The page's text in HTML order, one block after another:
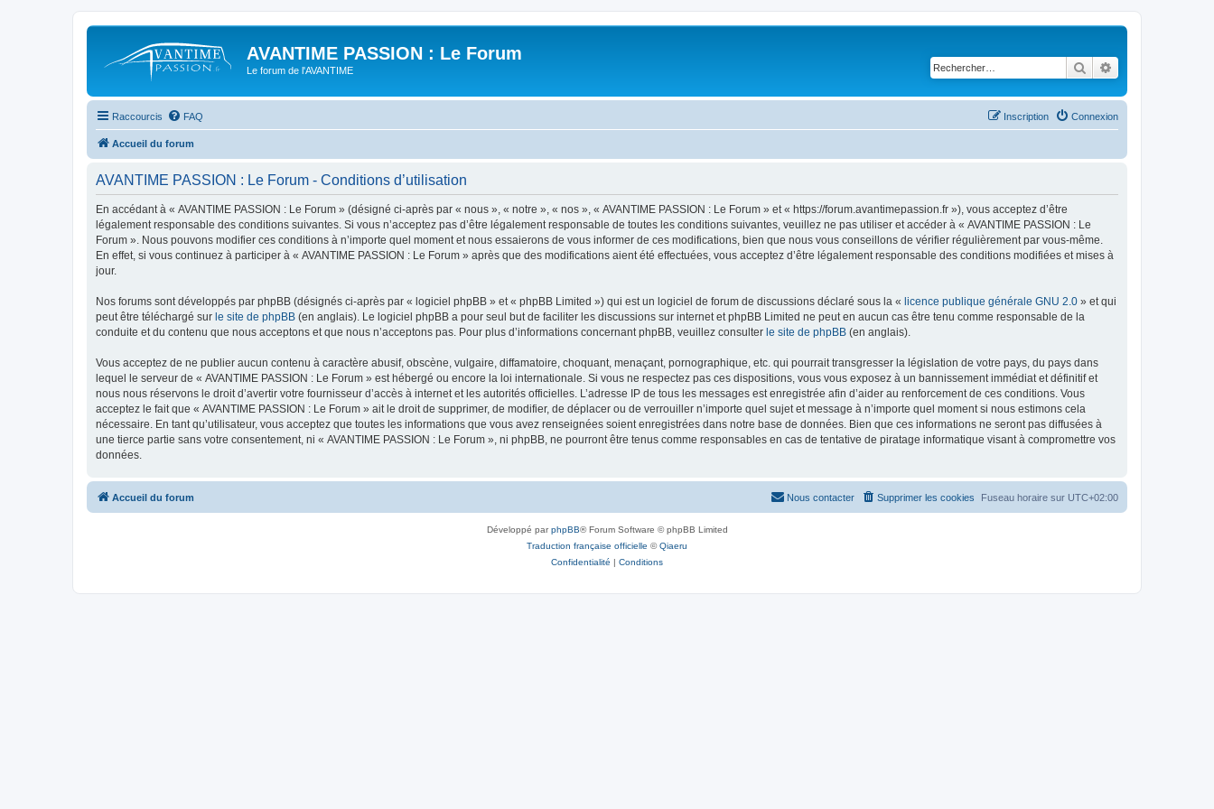
AVANTIME PASSION : Le Forum
Le forum de l'AVANTIME Rechercher
Raccourcis FAQ Connexion
Inscription
Accueil du forum
AVANTIME PASSION : Le Forum - Conditions d’utilisation
En accédant à « AVANTIME PASSION : Le Forum » (désigné ci-après par « nous », « notre », « nos », « AVANTIME PASSION : Le Forum » et « https://forum.avantimepassion.fr »), vous acceptez d’être
légalement responsable des conditions suivantes. Si vous n’acceptez pas d’être légalement responsable de toutes les conditions suivantes, veuillez ne pas utiliser et accéder à « AVANTIME PASSION : Le
Forum ». Nous pouvons modifier ces conditions à n’importe quel moment et nous essaierons de vous informer de ces modifications, bien que nous vous conseillons de vérifier régulièrement par vous-même.
En effet, si vous continuez à participer à « AVANTIME PASSION : Le Forum » après que des modifications aient été effectuées, vous acceptez d’être légalement responsable des conditions modifiées et mises à
jour.
Nos forums sont développés par phpBB (désignés ci-après par « logiciel phpBB » et « phpBB Limited ») qui est un logiciel de forum de discussions déclaré sous la « licence publique générale GNU 2.0 » et qui
peut être téléchargé sur le site de phpBB (en anglais). Le logiciel phpBB a pour seul but de faciliter les discussions sur internet et phpBB Limited ne peut en aucun cas être tenu comme responsable de la
conduite et du contenu que nous acceptons et que nous n’acceptons pas. Pour plus d’informations concernant phpBB, veuillez consulter le site de phpBB (en anglais).
Vous acceptez de ne publier aucun contenu à caractère abusif, obscène, vulgaire, diffamatoire, choquant, menaçant, pornographique, etc. qui pourrait transgresser la législation de votre pays, du pays dans
lequel le serveur de « AVANTIME PASSION : Le Forum » est hébergé ou encore la loi internationale. Si vous ne respectez pas ces dispositions, vous vous exposez à un bannissement immédiat et définitif et
nous nous réservons le droit d’avertir votre fournisseur d’accès à internet et les autorités officielles. L’adresse IP de tous les messages est enregistrée afin d’aider au renforcement de ces conditions. Vous
acceptez le fait que « AVANTIME PASSION : Le Forum » ait le droit de supprimer, de modifier, de déplacer ou de verrouiller n’importe quel sujet et message à n’importe quel moment si nous estimons cela
nécessaire. En tant qu’utilisateur, vous acceptez que toutes les informations que vous avez renseignées soient enregistrées dans notre base de données. Bien que ces informations ne seront pas diffusées à
une tierce partie sans votre consentement, ni « AVANTIME PASSION : Le Forum », ni phpBB, ne pourront être tenus comme responsables en cas de tentative de piratage informatique visant à compromettre vos
données.
Accueil du forum Fuseau horaire sur UTC+02:00
Supprimer les cookies
Nous contacter
Développé parphpBB® Forum Software © phpBB Limited
Traduction française officielle ©Qiaeru
Confidentialité | Conditions